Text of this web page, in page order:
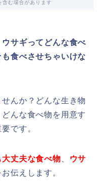
含む場合があります
サギってどんな食べ
も食べさせちゃいけな
んか？どんな生き物
んな食べ物を用意す
です。
丈夫な食べ物
ウサ
お伝えします。